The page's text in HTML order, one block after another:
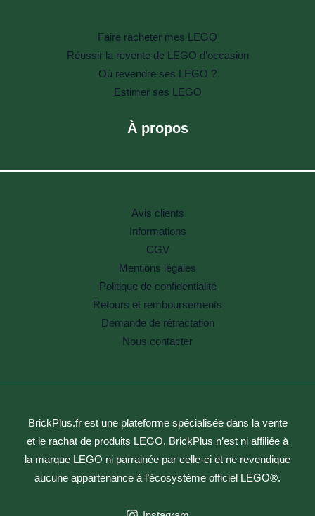
Faire racheter mes LEGO
Réussir la revente de LEGO d’occasion
Où revendre ses LEGO ?
Estimer ses LEGO
À propos
Avis clients
Informations
CGV
Mentions légales
Politique de confidentialité
Retours et remboursements
Demande de rétractation
Nous contacter
BrickPlus.fr est une plateforme spécialisée dans la vente
et le rachat de produits LEGO. BrickPlus n’est ni affiliée à
la marque LEGO ni parrainée par celle-ci et ne revendique
aucune appartenance à l’écosystème officiel LEGO®.